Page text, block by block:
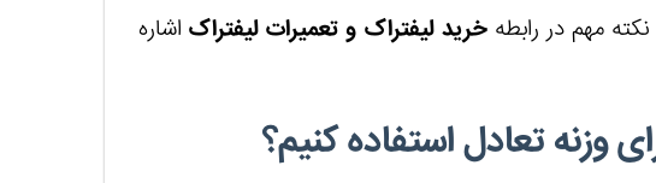
نکته مهم در رابطهخرید لیفتراک و تعمیرات لیفتراک اشاره
وزنه تعادل استفاده کنیم؟